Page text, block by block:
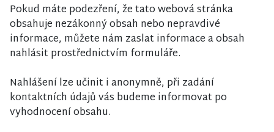
Pokud máte podezření, že tato webová stránka
obsahuje nezákonný obsah nebo nepravdivé
informace, můžete nám zaslat informace a obsah
nahlásit prostřednictvím formuláře.
Nahlášení lze učinit i anonymně, při zadání
kontaktních údajů vás budeme informovat po
vyhodnocení obsahu.